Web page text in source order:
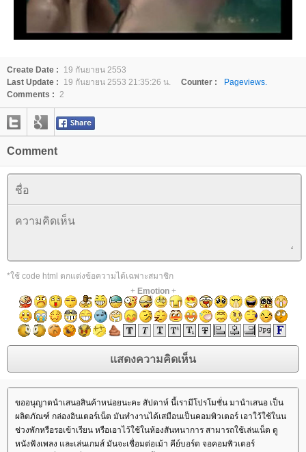
Create Date :
19 กันยายน 2553
Last Update :
19 กันยายน 2553 21:35:26 น. Counter :
Pageviews.
Comments : 2
Comment
*ใช้ code html ตกแต่งข้อความได้เฉพาะสมาชิก
+ Emotion+
ขออนุญาตนำเสนอสินค้าหน่อยนะคะ สัปดาห์ นี้เรามีโปรโมชั่น มานำเสนอ เป็น
ผลิตภัณฑ์ กล่องอินเตอร์เน็ต มันทำงานได้เสมือนเป็นคอมพิวเตอร์ เอาใว้ใช้ในน
ช่วงพักหรือรอเข้าเรียน หรือเอาไว้ใช้ในห้องสันทนาการ สามารถใช้เล่นเน็ต ดู
หนังฟังเพลง และเล่นเกมส์ มันจะเชื่อมต่อเม้า คีย์บอร์ด จอคอมพิวเตอร์